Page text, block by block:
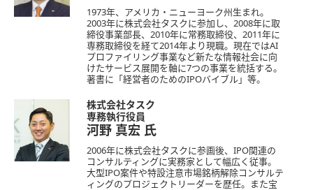
1973年、アメリカ・ニューヨーク州生まれ。
2003年に株式会社タスクに参加し、2008年に取
締役事業部長、2010年に常務取締役、2011年に
専務取締役を経て2014年より現職。現在ではAI
プロファイリング事業など新たな情報社会に向
けたサービス展開を軸に7つの事業を統括する。
著書に「経営者のためのIPOバイブル」等。
株式会社タスク
専務執行役員
河野 真宏 氏
2006年に株式会社タスクに参画後、IPO関連の
コンサルティングに実務家として幅広く従事。
大型IPO案件や特設注意市場銘柄解除コンサルテ
ィングのプロジェクトリーダーを歴任。また宝